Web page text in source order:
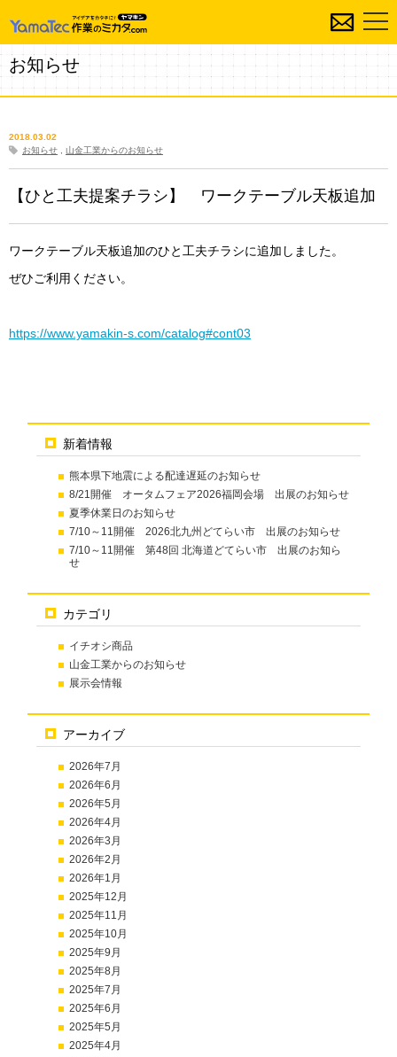
お知らせ
新着情報
熊本県下地震による配達遅延のお知らせ
8/21開催 オータムフェア2026福岡会場 出展のお知らせ
夏季休業日のお知らせ
7/10～11開催 2026北九州どてらい市 出展のお知らせ
7/10～11開催 第48回 北海道どてらい市 出展のお知ら
せ
カテゴリ
イチオシ商品
山金工業からのお知らせ
展示会情報
アーカイブ
2026年7月
2026年6月
2026年5月
2026年4月
2026年3月
2026年2月
2026年1月
2025年12月
2025年11月
2025年10月
2025年9月
2025年8月
2025年7月
2025年6月
2025年5月
2025年4月
2018.03.02
お知らせ
山金工業からのお知らせ
【ひと工夫提案チラシ】 ワークテーブル天板追加
ワークテーブル天板追加のひと工夫チラシに追加しました。
ぜひご利用ください。
https://www.yamakin-s.com/catalog#cont03